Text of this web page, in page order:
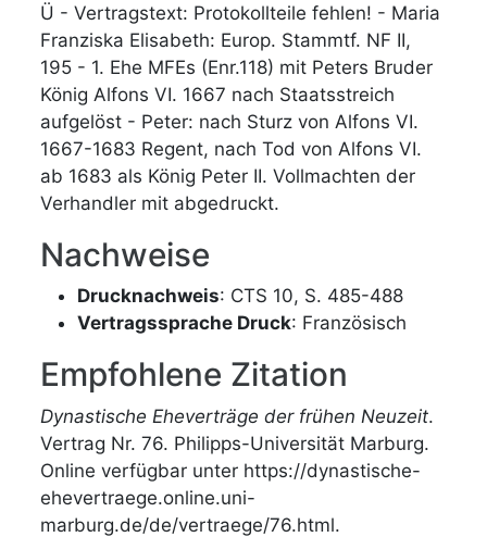
Ü - Vertragstext: Protokollteile fehlen! - Maria
Franziska Elisabeth: Europ. Stammtf. NF II,
195 - 1. Ehe MFEs (Enr.118) mit Peters Bruder
König Alfons VI. 1667 nach Staatsstreich
aufgelöst - Peter: nach Sturz von Alfons VI.
1667-1683 Regent, nach Tod von Alfons VI.
ab 1683 als König Peter II. Vollmachten der
Verhandler mit abgedruckt.
Nachweise
Drucknachweis: CTS 10, S. 485-488
Vertragssprache Druck: Französisch
Empfohlene Zitation
Dynastische Eheverträge der frühen Neuzeit.
Vertrag Nr. 76. Philipps-Universität Marburg.
Online verfügbar unter https://dynastische-
ehevertraege.online.uni-
marburg.de/de/vertraege/76.html.